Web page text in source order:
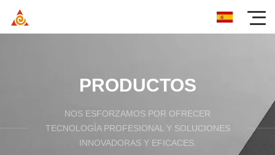
PRODUCTOS
NOS ESFORZAMOS POR OFRECER
TECNOLOGÍA PROFESIONAL Y SOLUCIONES
INNOVADORAS Y EFICACES.